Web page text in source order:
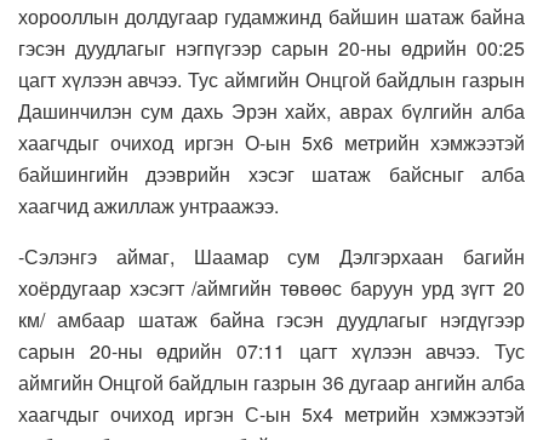
хорооллын долдугаар гудамжинд байшин шатаж байна
гэсэн дуудлагыг нэгпүгээр сарын 20-ны өдрийн 00:25
цагт хүлээн авчээ. Тус аймгийн Онцгой байдлын газрын
Дашинчилэн сум дахь Эрэн хайх, аврах бүлгийн алба
хаагчдыг очиход иргэн О-ын 5х6 метрийн хэмжээтэй
байшингийн дээврийн хэсэг шатаж байсныг алба
хаагчид ажиллаж унтраажээ.
-Сэлэнгэ аймаг, Шаамар сум Дэлгэрхаан багийн
хоёрдугаар хэсэгт /аймгийн төвөөс баруун урд зүгт 20
км/ амбаар шатаж байна гэсэн дуудлагыг нэгдүгээр
сарын 20-ны өдрийн 07:11 цагт хүлээн авчээ. Тус
аймгийн Онцгой байдлын газрын 36 дугаар ангийн алба
хаагчдыг очиход иргэн С-ын 5х4 метрийн хэмжээтэй